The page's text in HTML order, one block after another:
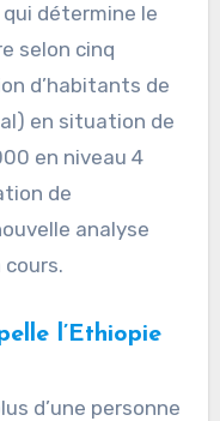
détermine le
selon cinq
d’habitants de
en situation de
en niveau 4
de
analyse
l’Ethiopie
d’une personne